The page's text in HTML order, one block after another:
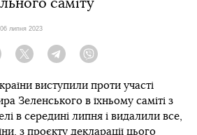
саміту
липня 2023
Facebook Twitter Telegram
виступили проти участі
Зеленського в їхньому саміті з
в середині липня і видалили все,
з проєкту декларації цього